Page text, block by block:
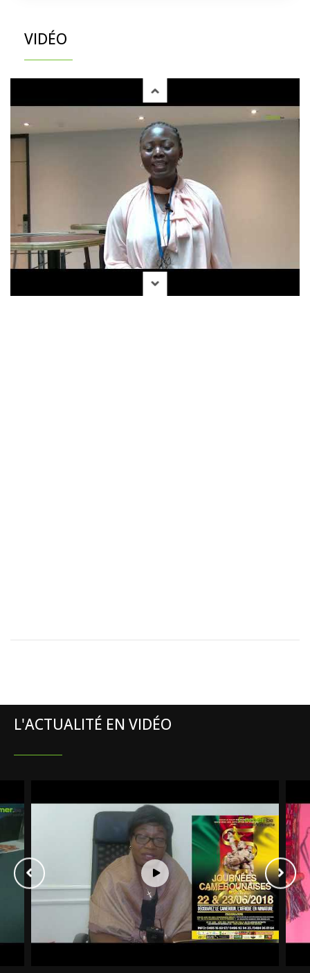
VIDÉO
L'ACTUALITÉ EN VIDÉO